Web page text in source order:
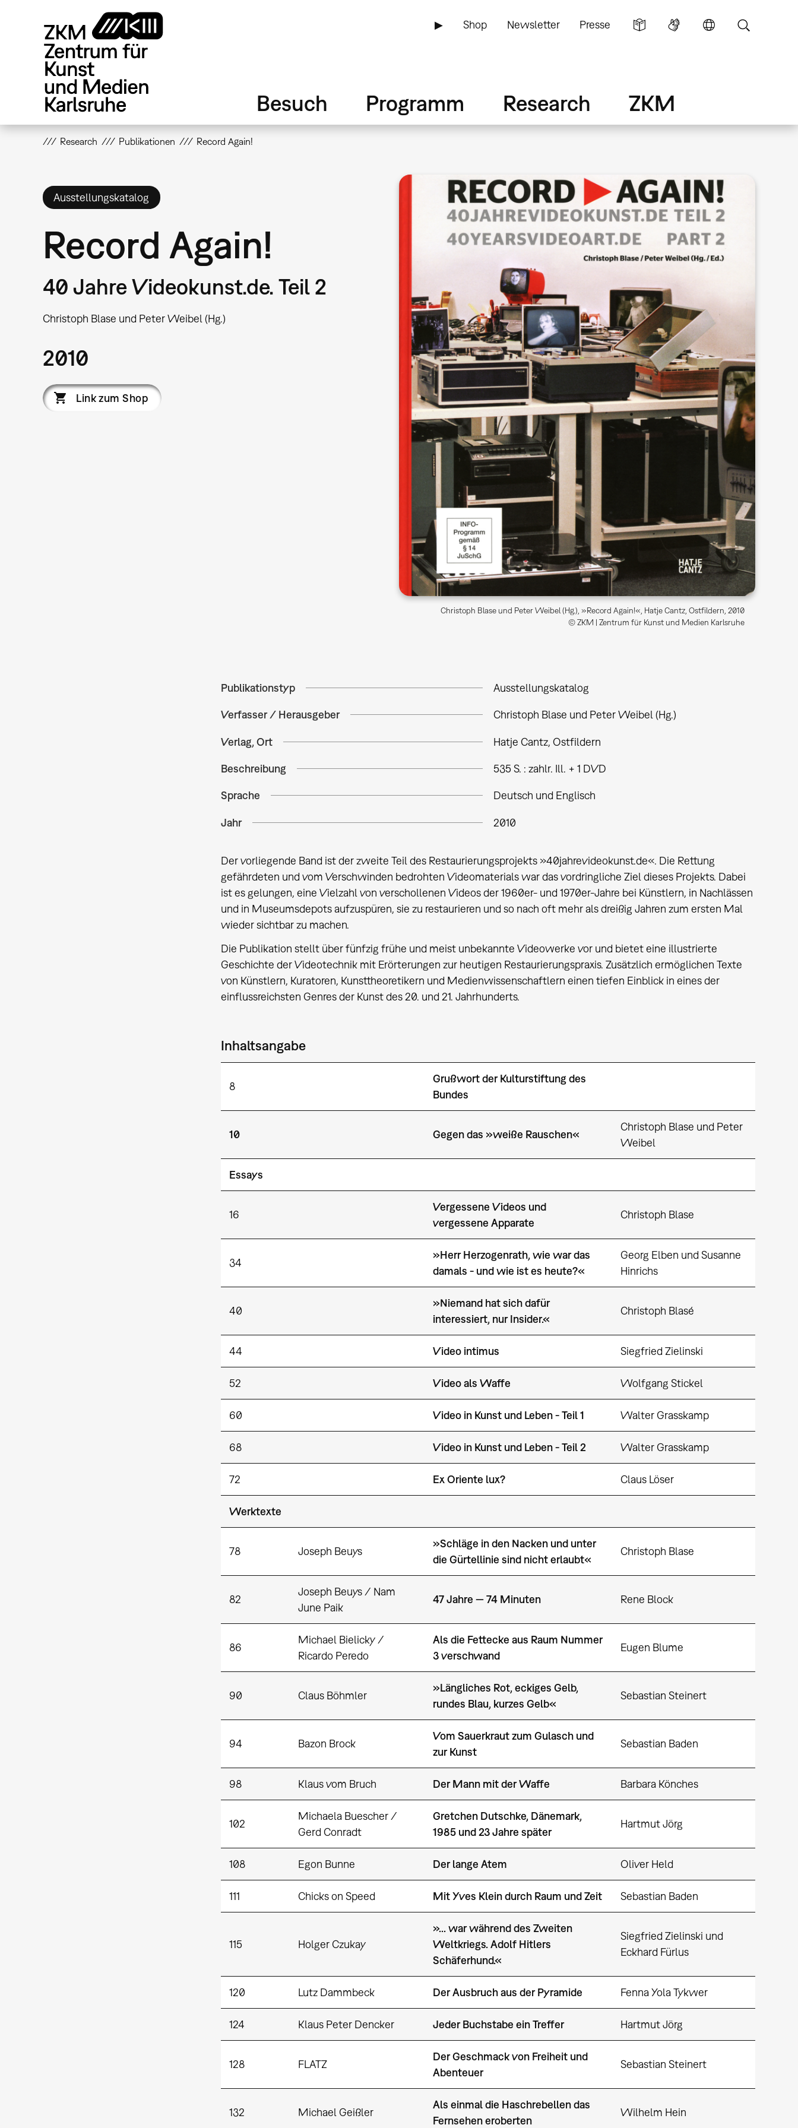
▶ Shop Newsletter Presse
Besuch Programm Research ZKM
Research Publikationen Record Again!
Ausstellungskatalog
Record Again!
40 Jahre Videokunst.de. Teil 2
Christoph Blase und Peter Weibel (Hg.)
2010
Link zum Shop
Christoph Blase und Peter Weibel (Hg.), »Record Again!«, Hatje Cantz, Ostfildern, 2010
© ZKM | Zentrum für Kunst und Medien Karlsruhe
Publikationstyp Ausstellungskatalog
Verfasser / Herausgeber Christoph Blase und Peter Weibel (Hg.)
Verlag, Ort Hatje Cantz, Ostfildern
Beschreibung 535 S. : zahlr. Ill. + 1 DVD
Sprache Deutsch und Englisch
Jahr 2010
Der vorliegende Band ist der zweite Teil des Restaurierungsprojekts »40jahrevideokunst.de«. Die Rettung
gefährdeten und vom Verschwinden bedrohten Videomaterials war das vordringliche Ziel dieses Projekts. Dabei
ist es gelungen, eine Vielzahl von verschollenen Videos der 1960er- und 1970er-Jahre bei Künstlern, in Nachlässen
und in Museumsdepots aufzuspüren, sie zu restaurieren und so nach oft mehr als dreißig Jahren zum ersten Mal
wieder sichtbar zu machen.
Die Publikation stellt über fünfzig frühe und meist unbekannte Videowerke vor und bietet eine illustrierte
Geschichte der Videotechnik mit Erörterungen zur heutigen Restaurierungspraxis. Zusätzlich ermöglichen Texte
von Künstlern, Kuratoren, Kunsttheoretikern und Medienwissenschaftlern einen tiefen Einblick in eines der
einflussreichsten Genres der Kunst des 20. und 21. Jahrhunderts.
Inhaltsangabe
8
Grußwort der Kulturstiftung des
Bundes
10 Gegen das »weiße Rauschen«
Christoph Blase und Peter
Weibel
Essays
16
Vergessene Videos und
vergessene Apparate
Christoph Blase
34
»Herr Herzogenrath, wie war das
damals - und wie ist es heute?«
Georg Elben und Susanne
Hinrichs
40
»Niemand hat sich dafür
interessiert, nur Insider.«
Christoph Blasé
44 Video intimus Siegfried Zielinski
52 Video als Waffe Wolfgang Stickel
60 Video in Kunst und Leben - Teil 1 Walter Grasskamp
68 Video in Kunst und Leben - Teil 2 Walter Grasskamp
72 Ex Oriente lux? Claus Löser
Werktexte
78 Joseph Beuys
»Schläge in den Nacken und unter
die Gürtellinie sind nicht erlaubt«
Christoph Blase
82
Joseph Beuys / Nam
June Paik
47 Jahre — 74 Minuten Rene Block
86
Michael Bielicky /
Ricardo Peredo
Als die Fettecke aus Raum Nummer
3 verschwand
Eugen Blume
90 Claus Böhmler
»Längliches Rot, eckiges Gelb,
rundes Blau, kurzes Gelb«
Sebastian Steinert
94 Bazon Brock
Vom Sauerkraut zum Gulasch und
zur Kunst
Sebastian Baden
98 Klaus vom Bruch Der Mann mit der Waffe Barbara Könches
102
Michaela Buescher /
Gerd Conradt
Gretchen Dutschke, Dänemark,
1985 und 23 Jahre später
Hartmut Jörg
108 Egon Bunne Der lange Atem Oliver Held
111 Chicks on Speed Mit Yves Klein durch Raum und Zeit Sebastian Baden
115 Holger Czukay
»... war während des Zweiten
Weltkriegs. Adolf Hitlers
Schäferhund.«
Siegfried Zielinski und
Eckhard Fürlus
120 Lutz Dammbeck Der Ausbruch aus der Pyramide Fenna Yola Tykwer
124 Klaus Peter Dencker Jeder Buchstabe ein Treffer Hartmut Jörg
128 FLATZ
Der Geschmack von Freiheit und
Abenteuer
Sebastian Steinert
132 Michael Geißler
Als einmal die Haschrebellen das
Fernsehen eroberten
Wilhelm Hein